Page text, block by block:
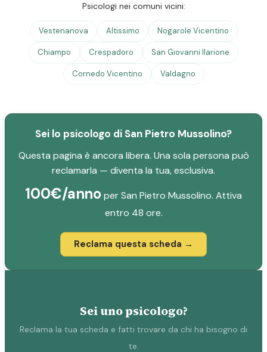
Psicologi nei comuni vicini:
Vestenanova Altissimo Nogarole Vicentino
Chiampo Crespadoro San Giovanni Ilarione
Cornedo Vicentino Valdagno
Sei lo psicologo di San Pietro Mussolino?
Questa pagina è ancora libera. Una sola persona può
reclamarla — diventa la tua, esclusiva.
100€/annoper San Pietro Mussolino. Attiva
entro 48 ore.
Reclama questa scheda →
Sei uno psicologo?
Reclama la tua scheda e fatti trovare da chi ha bisogno di
te.